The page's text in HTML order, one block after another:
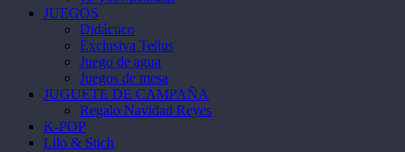
JUEGOS
Didáctico
Exclusiva Tellus
Juego de agua
Juegos de mesa
JUGUETE DE CAMPAÑA
Regalo Navidad Reyes
K-POP
Lilo & Stich